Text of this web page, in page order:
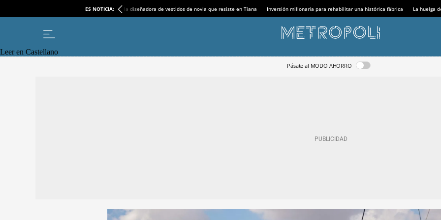
ES NOTICIA: la diseñadora de vestidos de novia que resiste en Tiana Inversión millonaria para rehabilitar una histórica fábrica La huelga
Leer en Castellano
Pásate al MODO AHORRO